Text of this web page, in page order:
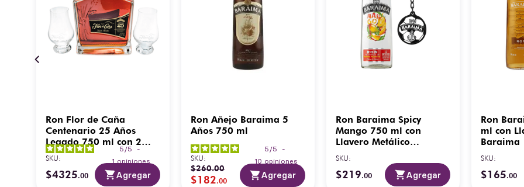
Ron Flor de Caña
Centenario 25 Años
Legado 750 ml con 2
Copas
5 /5
-
1 opiniones
SKU:
$4325.00 Agregar
Ron Añejo Baraima 5
Años 750 ml
5 /5
-
10 opiniones
SKU:
$260.00
$182.00
Agregar
Ron Baraima Spicy
Mango 750 ml con
Llavero Metálico
SKU:
$219.00 Agregar
Ron
ml con
Baraima
SKU:
$165.00